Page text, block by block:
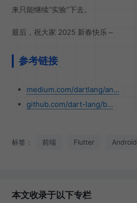
来只能继续“实验”下去。
最后，祝大家 2025 新春快乐～
参考链接
medium.com/dartlang/an…
github.com/dart-lang/b…
标签： 前端 Flutter Android
本文收录于以下专栏